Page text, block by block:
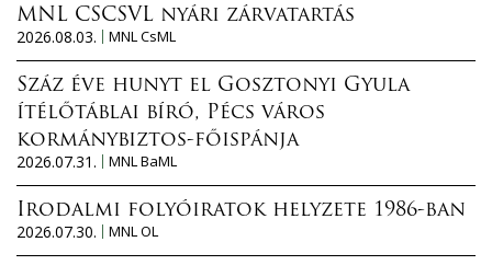
MNL CSCSVL nyári zárvatartás
2026.08.03.
MNL CsML
Száz éve hunyt el Gosztonyi Gyula
ítélőtáblai bíró, Pécs város
kormánybiztos-főispánja
2026.07.31.
MNL BaML
Irodalmi folyóiratok helyzete 1986-ban
2026.07.30.
MNL OL